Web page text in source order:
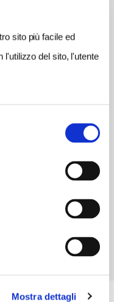
sito più facile ed
l'utilizzo del sito, l'utente
Mostra dettagli